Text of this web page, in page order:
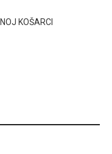
KOŠARCI